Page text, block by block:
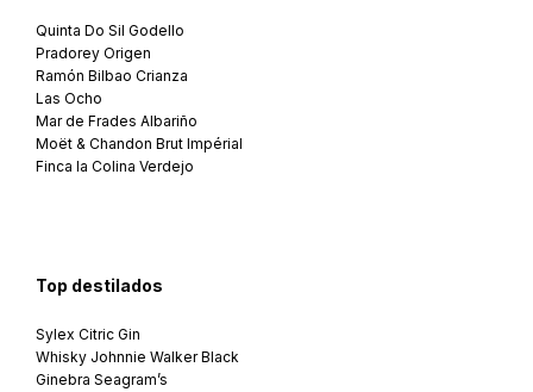
Quinta Do Sil Godello
Pradorey Origen
Ramón Bilbao Crianza
Las Ocho
Mar de Frades Albariño
Moët & Chandon Brut Impérial
Finca la Colina Verdejo
Top destilados
Sylex Citric Gin
Whisky Johnnie Walker Black
Ginebra Seagram’s